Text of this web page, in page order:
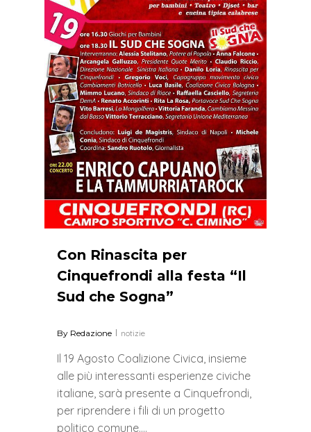
Con Rinascita per
Cinquefrondi alla festa “Il
Sud che Sogna”
By Redazione notizie
Il 19 Agosto Coalizione Civica, insieme
alle più interessanti esperienze civiche
italiane, sarà presente a Cinquefrondi,
per riprendere i fili di un progetto
politico comune….